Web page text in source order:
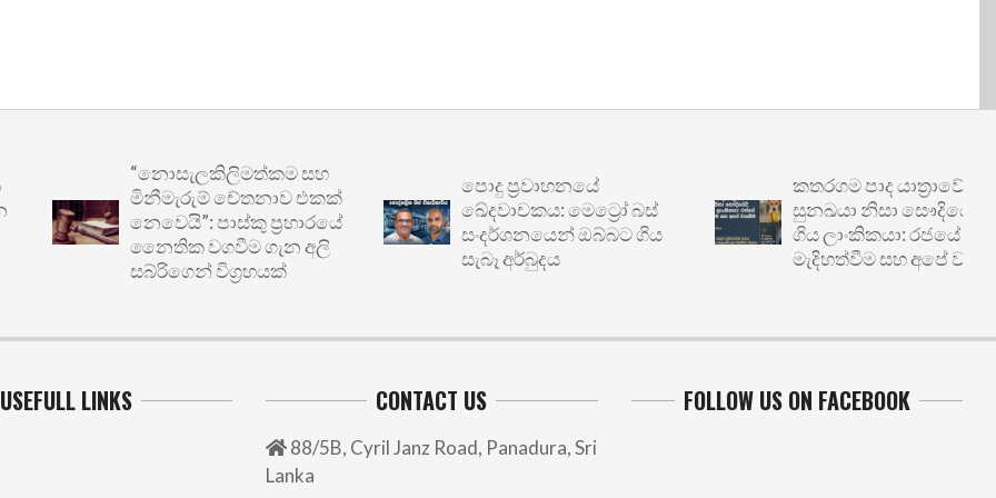
“නොසැලකිලිමත්කම සහ
මිනීමැරුම් චේතනාව එකක්
නෙවෙයි”: පාස්කු ප්‍රහාරයේ
නෛතික වගවීම ගැන අලි
සබ්රිගෙන් විග්‍රහයක්
පොදු ප්‍රවාහනයේ
ඛේදවාචකය: මෙට්‍රෝ බස්
සංදර්ශනයෙන් ඔබ්බට ගිය
සැබෑ අර්බුදය
කතරගම පාද යාත්‍රාවේ
සුනඛයා නිසා සෞදියේදී
ගිය ලාංකිකයා: රජයේ
මැදිහත්වීම සහ අපේ වගකීම
USEFULL LINKS CONTACT US
88/5B, Cyril Janz Road, Panadura, Sri
Lanka
FOLLOW US ON FACEBOOK